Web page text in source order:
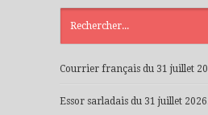
Courrier français du 31 juillet
Essor sarladais du 31 juillet